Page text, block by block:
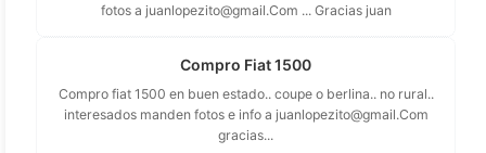
fotos a juanlopezito@gmail.Com ... Gracias juan
Compro Fiat 1500
Compro fiat 1500 en buen estado.. coupe o berlina.. no rural..
interesados manden fotos e info a juanlopezito@gmail.Com
gracias...